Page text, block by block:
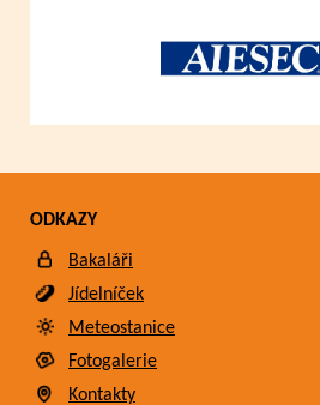
ODKAZY
Bakaláři
Jídelníček
Meteostanice
Fotogalerie
Kontakty